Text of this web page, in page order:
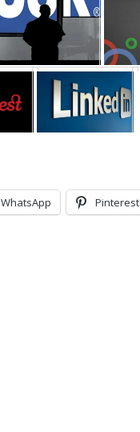
WhatsApp Pinterest